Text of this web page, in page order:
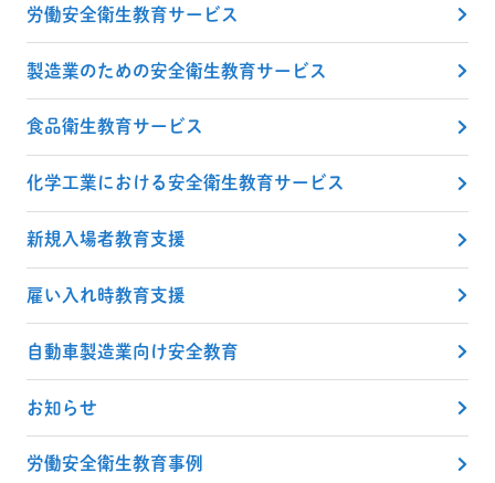
労働安全衛生教育サービス
製造業のための安全衛生教育サービス
食品衛生教育サービス
化学工業における安全衛生教育サービス
新規入場者教育支援
雇い入れ時教育支援
自動車製造業向け安全教育
お知らせ
労働安全衛生教育事例